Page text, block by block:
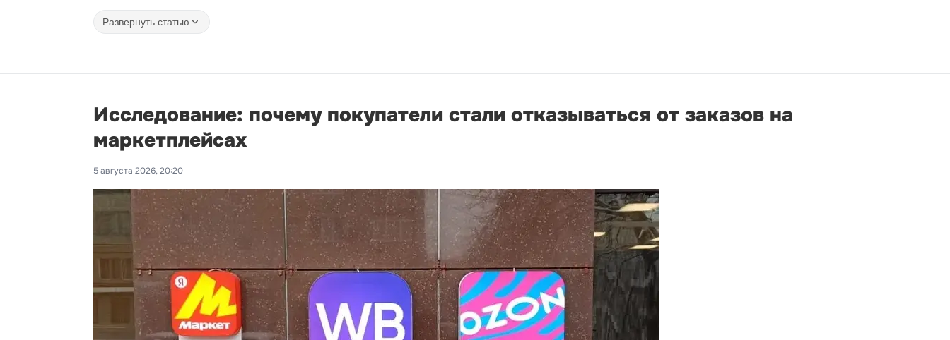
Развернуть статью
Исследование: почему покупатели стали отказываться от заказов на
маркетплейсах
5 августа 2026, 20:20